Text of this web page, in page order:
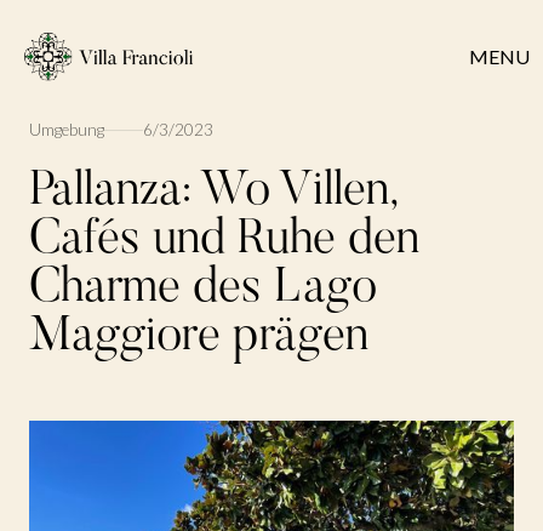
MENU
Umgebung 6/3/2023
Pallanza: Wo Villen,
Cafés und Ruhe den
Charme des Lago
Maggiore prägen